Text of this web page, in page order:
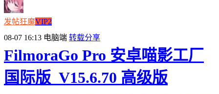
发帖狂魔VIP2
08-07 16:13 电脑端 转载分享
FilmoraGo Pro 安卓喵影工厂
国际版_V15.6.70 高级版